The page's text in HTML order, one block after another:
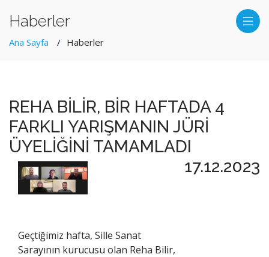
Haberler
Ana Sayfa Haberler
REHA BİLİR, BİR HAFTADA 4
FARKLI YARIŞMANIN JÜRİ
ÜYELİĞİNİ TAMAMLADI
17.12.2023
Geçtiğimiz hafta, Sille Sanat
Sarayının kurucusu olan Reha Bilir,